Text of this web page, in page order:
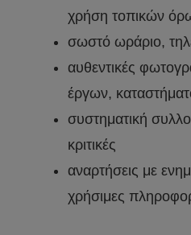
χρήση τοπικών
σωστό ωράριο,
αυθεντικές
έργων,
συστηματική
κριτικές
αναρτήσεις με
χρήσιμες